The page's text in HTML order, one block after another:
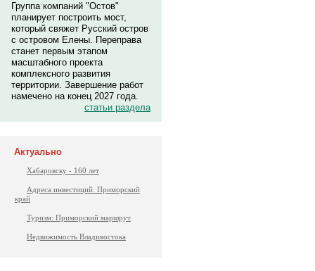
Группа компаний "Остов"
планирует построить мост,
который свяжет Русский остров
с островом Елены. Переправа
станет первым этапом
масштабного проекта
комплексного развития
территории. Завершение работ
намечено на конец 2027 года.
статьи раздела
Актуально
Хабаровску - 160 лет
Адреса инвестиций. Приморский
край
Туризм: Приморский маршрут
Недвижимость Владивостока